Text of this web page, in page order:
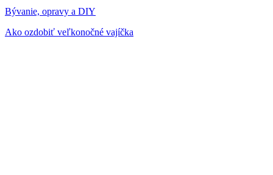
Bývanie, opravy a DIY
Ako ozdobiť veľkonočné vajíčka